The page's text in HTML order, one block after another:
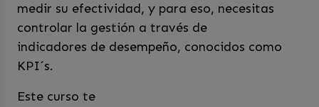
medir su efectividad, y para eso, necesitas
controlar la gestión a través de
indicadores de desempeño, conocidos como
KPI´s.
Este curso te